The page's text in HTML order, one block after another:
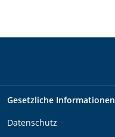
Gesetzliche Informationen
Datenschutz